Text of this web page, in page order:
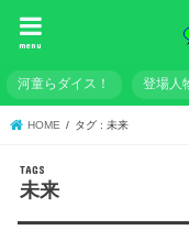
menu
河童らダイス！ 登場人
HOME タグ : 未来
未来